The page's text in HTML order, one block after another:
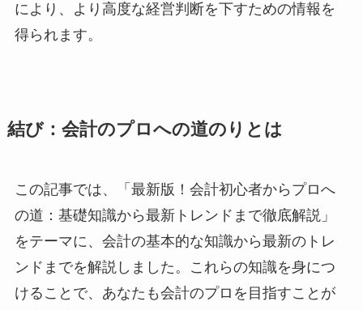
により、より高度な経営判断を下すための情報を
得られます。
結び：会計のプロへの道のりとは
この記事では、「最新版！会計初心者からプロへ
の道：基礎知識から最新トレンドまで徹底解説」
をテーマに、会計の基本的な知識から最新のトレ
ンドまでを解説しました。これらの知識を身につ
けることで、あなたも会計のプロを目指すことが